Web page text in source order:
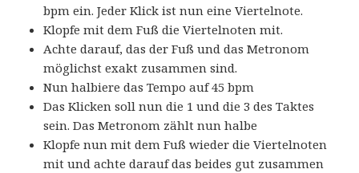
bpm ein. Jeder Klick ist nun eine Viertelnote.
Klopfe mit dem Fuß die Viertelnoten mit.
Achte darauf, das der Fuß und das Metronom
möglichst exakt zusammen sind.
Nun halbiere das Tempo auf 45 bpm
Das Klicken soll nun die 1 und die 3 des Taktes
sein. Das Metronom zählt nun halbe
Klopfe nun mit dem Fuß wieder die Viertelnoten
mit und achte darauf das beides gut zusammen